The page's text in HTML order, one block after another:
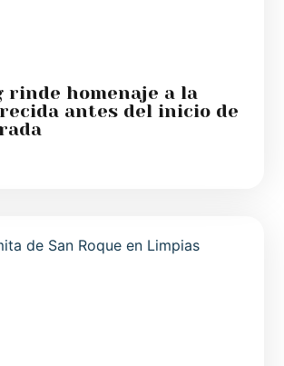
rinde homenaje a la
antes del inicio de